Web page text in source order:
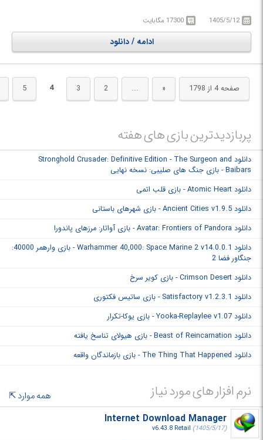
پیچیده ایجاد کنید، منابع را مدیریت کنید، کشتی‌های جنگی بسازید و ناوگانی
قدرتمند برای مقابله با نیروهای سلطنتی تشکیل دهید. با گسترش قلمرو، اکتشاف
جزایر ناشناخته، غارت منابع ارزشمند و تأمین نیازهای خدمه، باید پایگاه خود را به
آخرین پناهگاه دزدان دریایی تبدیل کنید. بازی با آزادی کامل در ساخت‌وساز،
بیش از 50 نوع کالا، سیستم اقتصادی عمیق و نبردهای دریایی، تجربه‌ای گسترده
از مدیریت و ماجراجویی در عصر طلایی دزدان دریایی ارائه می‌دهد.
1405/5/12 17300 مگابایت
ادامه / دانلود
صفحه 4 از 1798 «
...
2
3
4
5
پربازدیدترین بازی های هفته
دانلود Stronghold Crusader: Definitive Edition - The Surgeon and
Baibars - بازی جنگ های صلیبی: نسخه نهایی
دانلود Atomic Heart - بازی قلب اتمی
دانلود Ancient Cities v1.9.5 - بازی شهرهای باستانی
دانلود Avatar: Frontiers of Pandora - بازی آواتار: مرزهای پاندورا
دانلود Warhammer 40,000: Space Marine 2 v14.0.0.1 - بازی وارهمر 40000:
جنگاور فضا 2
دانلود Crimson Desert - بازی کویر سرخ
دانلود Satisfactory v1.2.3.1 - بازی ساتیس فکتوری
دانلود Yooka-Replaylee v1.07 - بازی یوکا-تکرار
دانلود Beast of Reincarnation - بازی هیولای تناسخ یافته
دانلود The Thing That Happened - بازی بازماندگان واقعه
نرم افزار های مورد نیاز
همه موارد
Internet Download Manager
v6.43.8 Retail (1405/5/17)